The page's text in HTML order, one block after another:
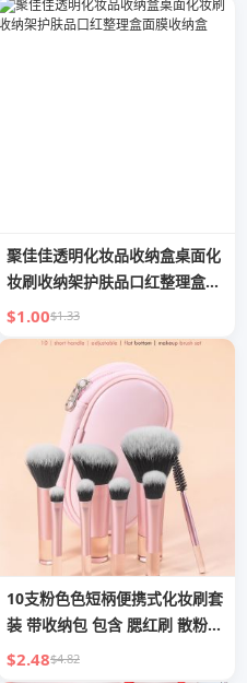
聚佳佳透明化妆品收纳盒桌面化
妆刷收纳架护肤品口红整理盒面
膜收纳盒
$1.00$1.33
10支粉色色短柄便携式化妆刷套
装 带收纳包 包含 腮红刷 散粉刷
眼影刷 睫毛刷 眉刷 晕染刷
$2.48$4.82